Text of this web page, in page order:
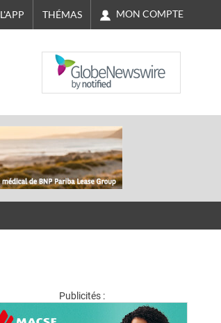
L'APP THÉMAS MON COMPTE
NASDAQ
Publicités :